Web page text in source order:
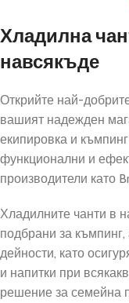
Хладилна
навсякъде
Открийте най-
вашият надежден
екипировка и
функционални и
производители като
Хладилните чанти в
подбрани за
дейности, като
и напитки при
решение за семейна